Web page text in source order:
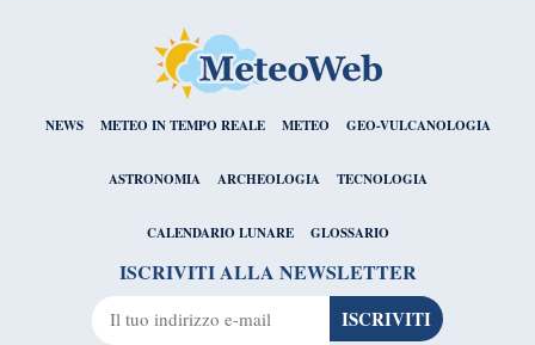
NEWS METEO IN TEMPO REALE METEO GEO-VULCANOLOGIA
ASTRONOMIA ARCHEOLOGIA TECNOLOGIA
CALENDARIO LUNARE GLOSSARIO
ISCRIVITI ALLA NEWSLETTER